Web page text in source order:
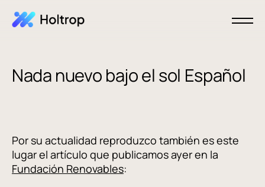
Nada nuevo bajo el sol Español
Por su actualidad reproduzco también es este
lugar el artículo que publicamos ayer en la
Fundación Renovables: